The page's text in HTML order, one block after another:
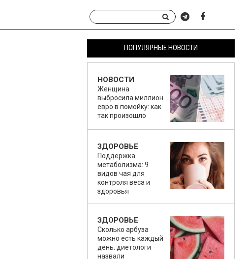
ПОПУЛЯРНЫЕ НОВОСТИ
НОВОСТИ
Женщина
выбросила миллион
евро в помойку: как
так произошло
ЗДОРОВЬЕ
Поддержка
метаболизма: 9
видов чая для
контроля веса и
здоровья
ЗДОРОВЬЕ
Сколько арбуза
можно есть каждый
день: диетологи
назвали